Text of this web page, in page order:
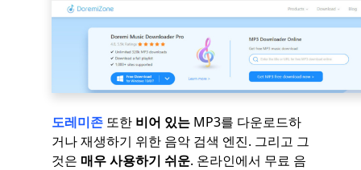
도레미존 또한 비어 있는 MP3를 다운로드하
거나 재생하기 위한 음악 검색 엔진. 그리고 그
것은 매우 사용하기 쉬운. 온라인에서 무료 음